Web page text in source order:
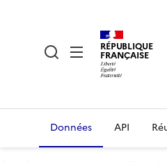
RÉPUBLIQUE
FRANÇAISE
Données API